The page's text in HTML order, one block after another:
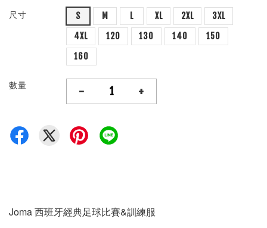
尺寸 S M L XL 2XL
3XL
4XL
120 130 140
150
160
數量 - +
Joma 西班牙經典足球比賽&訓練服